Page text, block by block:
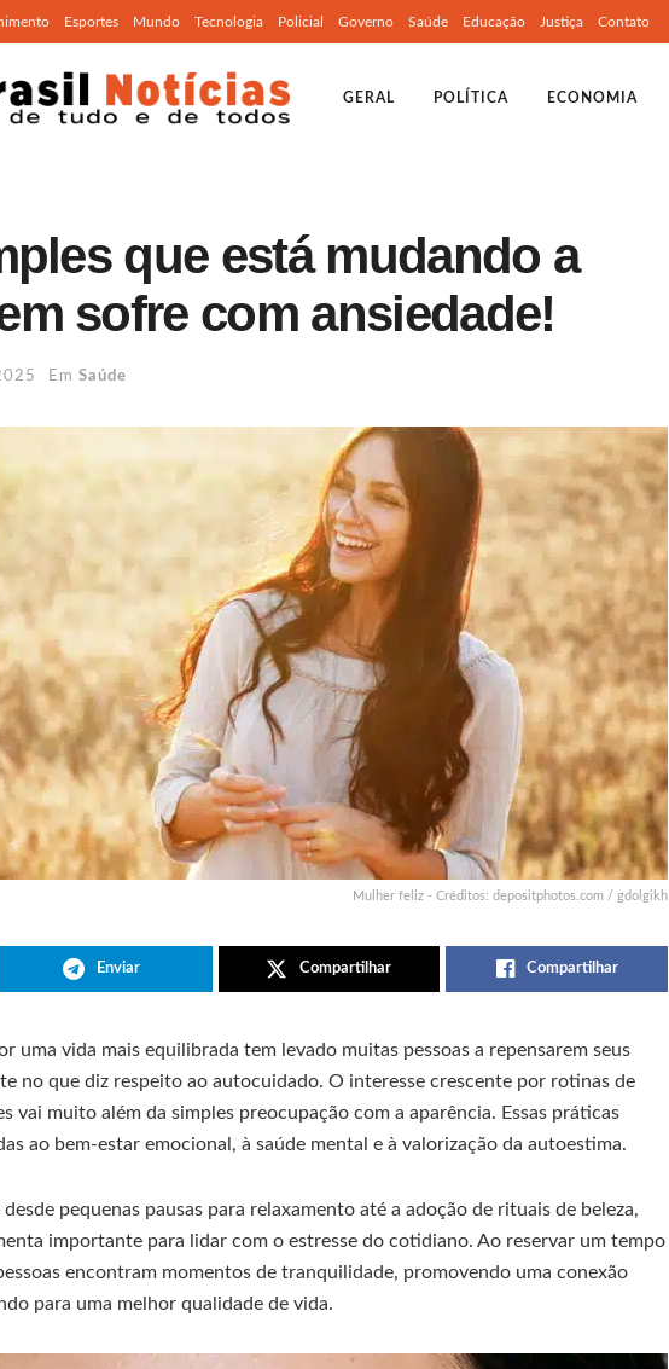
Esportes Mundo Tecnologia Policial Governo Saúde Educação Justiça Contato
GERAL POLÍTICA ECONOMIA
que está mudando a
sofre com ansiedade!
Em Saúde
Mulher feliz - Créditos: depositphotos.com / gdolgikh
Enviar Compartilhar Compartilhar
uma vida mais equilibrada tem levado muitas pessoas a repensarem seus
no que diz respeito ao autocuidado. O interesse crescente por rotinas de
vai muito além da simples preocupação com a aparência. Essas práticas
ao bem-estar emocional, à saúde mental e à valorização da autoestima.
pequenas pausas para relaxamento até a adoção de rituais de beleza,
importante para lidar com o estresse do cotidiano. Ao reservar um tempo
encontram momentos de tranquilidade, promovendo uma conexão
para uma melhor qualidade de vida.